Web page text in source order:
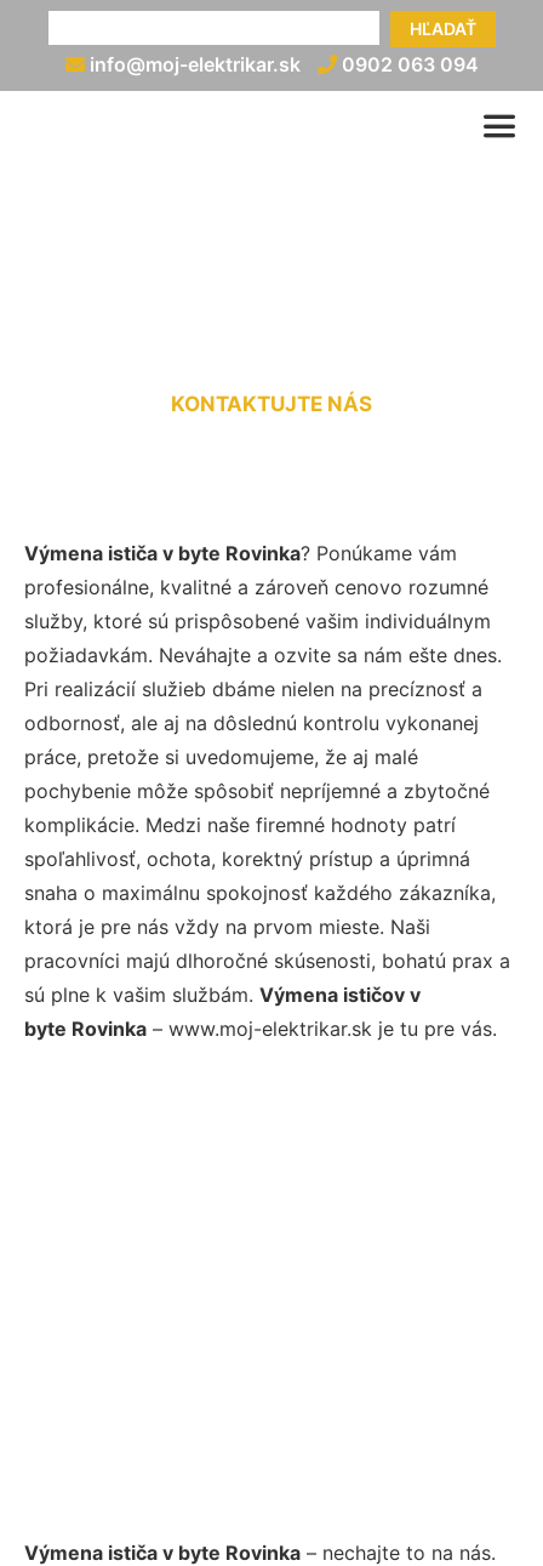
HĽADAŤ
info@moj-elektrikar.sk 0902 063 094
KONTAKTUJTE NÁS
Výmena ističa v byte Rovinka? Ponúkame vám
profesionálne, kvalitné a zároveň cenovo rozumné
služby, ktoré sú prispôsobené vašim individuálnym
požiadavkám. Neváhajte a ozvite sa nám ešte dnes.
Pri realizácií služieb dbáme nielen na precíznosť a
odbornosť, ale aj na dôslednú kontrolu vykonanej
práce, pretože si uvedomujeme, že aj malé
pochybenie môže spôsobiť nepríjemné a zbytočné
komplikácie. Medzi naše firemné hodnoty patrí
spoľahlivosť, ochota, korektný prístup a úprimná
snaha o maximálnu spokojnosť každého zákazníka,
ktorá je pre nás vždy na prvom mieste. Naši
pracovníci majú dlhoročné skúsenosti, bohatú prax a
sú plne k vašim službám. Výmena ističov v
byte Rovinka – www.moj-elektrikar.sk je tu pre vás.
Výmena ističa v byte Rovinka – nechajte to na nás.